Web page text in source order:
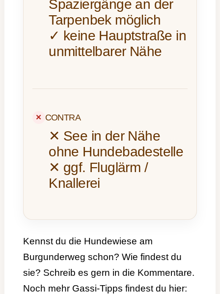
Spaziergänge an der
Tarpenbek möglich
✓ keine Hauptstraße in
unmittelbarer Nähe
CONTRA
✕ See in der Nähe
ohne Hundebadestelle
✕ ggf. Fluglärm /
Knallerei
Kennst du die Hundewiese am
Burgunderweg schon? Wie findest du
sie? Schreib es gern in die Kommentare.
Noch mehr Gassi-Tipps findest du hier: